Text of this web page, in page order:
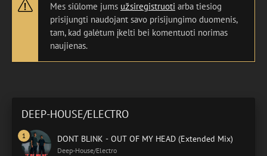
Mes siūlome jums užsiregistruoti arba tiesiog
prisijungti naudojant savo prisijungimo duomenis,
tam, kad galėtum įkelti bei komentuoti norimas
naujienas.
DEEP-HOUSE/ELECTRO
DONT BLINK - OUT OF MY HEAD (Extended Mix)
Deep-House/Electro